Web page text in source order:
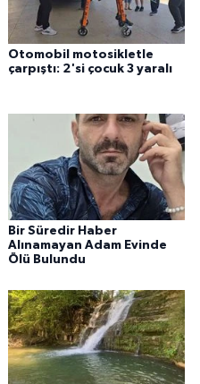
Otomobil motosikletle
çarpıştı: 2'si çocuk 3 yaralı
Bir Süredir Haber
Alınamayan Adam Evinde
Ölü Bulundu